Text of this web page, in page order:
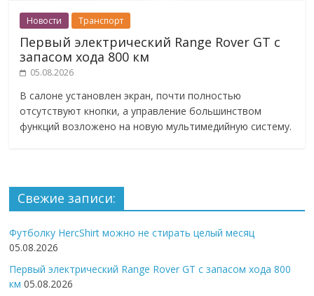
Новости Транспорт
Первый электрический Range Rover GT с
запасом хода 800 км
05.08.2026
В салоне установлен экран, почти полностью
отсутствуют кнопки, а управление большинством
функций возложено на новую мультимедийную систему.
Свежие записи:
Футболку HercShirt можно не стирать целый месяц
05.08.2026
Первый электрический Range Rover GT с запасом хода 800
км 05.08.2026